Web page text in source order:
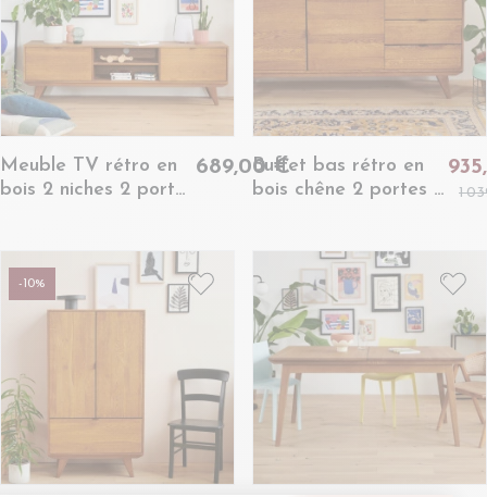
Meuble TV rétro en
bois 2 niches 2 portes
689,00 €Buffet bas rétro en
bois chêne 2 portes 3
1
-10%